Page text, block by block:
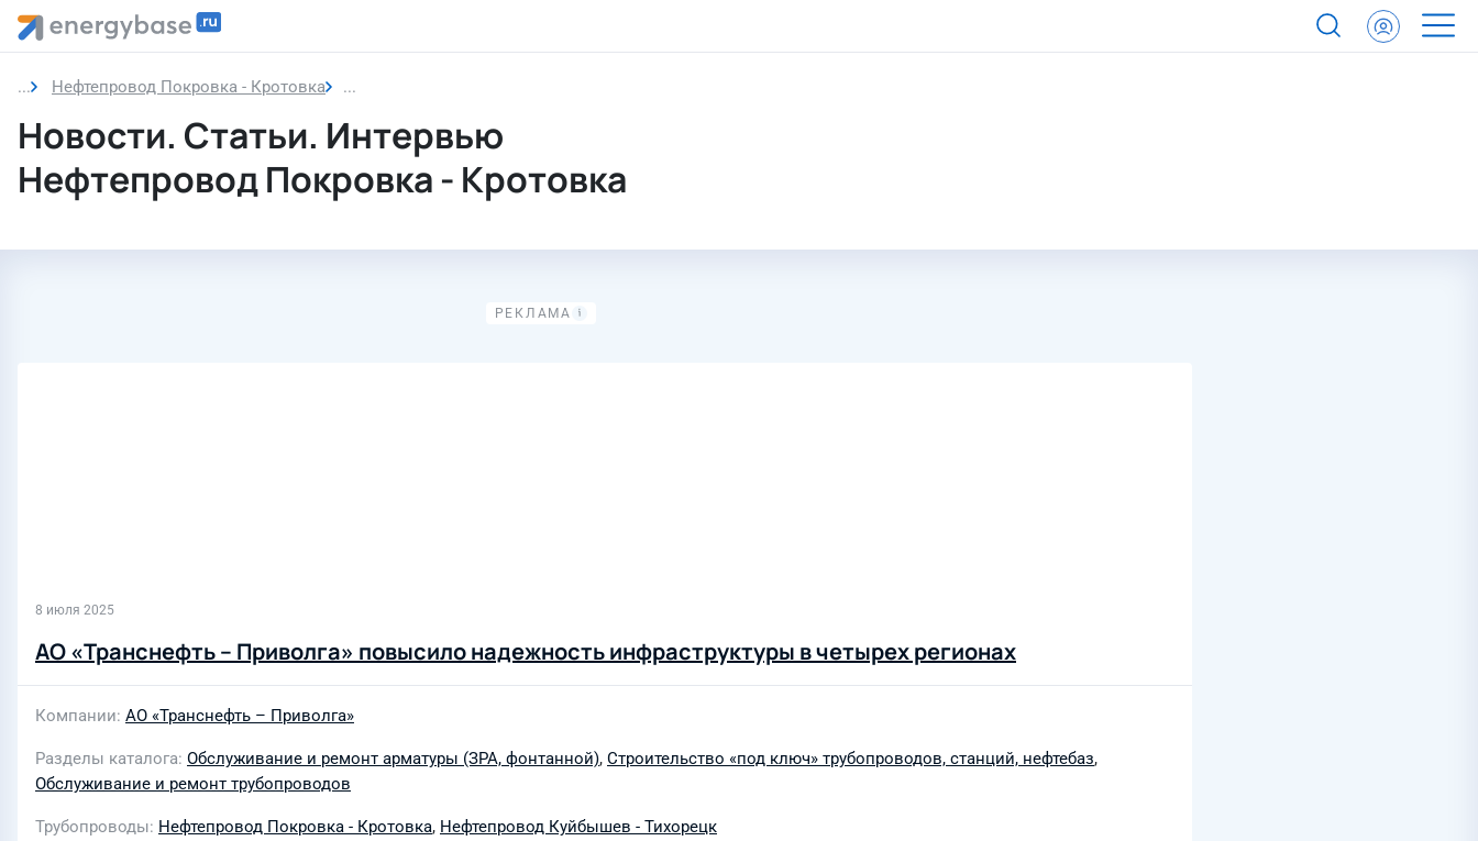
Нефтепровод Покровка - Кротовка Новости
Новости. Статьи. Интервью
Нефтепровод Покровка - Кротовка
8 июля 2025
АО «Транснефть – Приволга» повысило надежность инфраструктуры в четырех регионах
Компании АО «Транснефть – Приволга»
Разделы каталога Обслуживание и ремонт арматуры (ЗРА, фонтанной), Строительство «под ключ» трубопроводов, станций, нефтебаз,
Обслуживание и ремонт трубопроводов
Трубопроводы Нефтепровод Покровка - Кротовка, Нефтепровод Куйбышев - Тихорецк